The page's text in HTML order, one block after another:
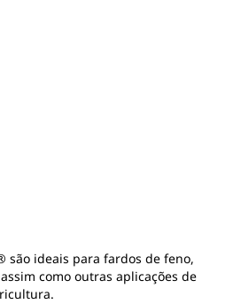
são ideais para fardos de feno,
como outras aplicações de